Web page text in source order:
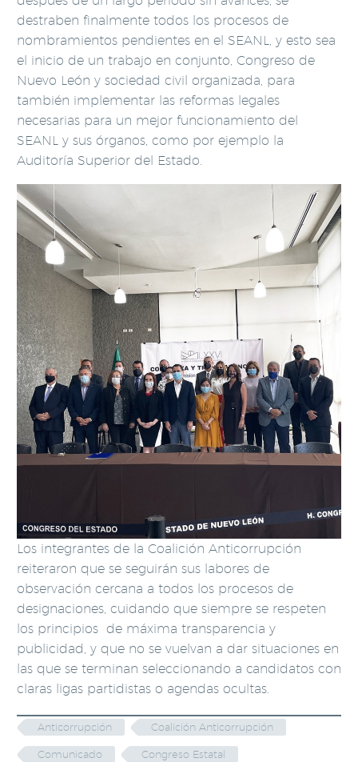
destraben finalmente todos los procesos de
nombramientos pendientes en el SEANL, y esto sea
el inicio de un trabajo en conjunto, Congreso de
Nuevo León y sociedad civil organizada, para
también implementar las reformas legales
necesarias para un mejor funcionamiento del
SEANL y sus órganos, como por ejemplo la
Auditoría Superior del Estado.
Los integrantes de la Coalición Anticorrupción
reiteraron que se seguirán sus labores de
observación cercana a todos los procesos de
designaciones, cuidando que siempre se respeten
los principios de máxima transparencia y
publicidad, y que no se vuelvan a dar situaciones en
las que se terminan seleccionando a candidatos con
claras ligas partidistas o agendas ocultas.
Anticorrupción Coalición Anticorrupción
Comunicado Congreso Estatal